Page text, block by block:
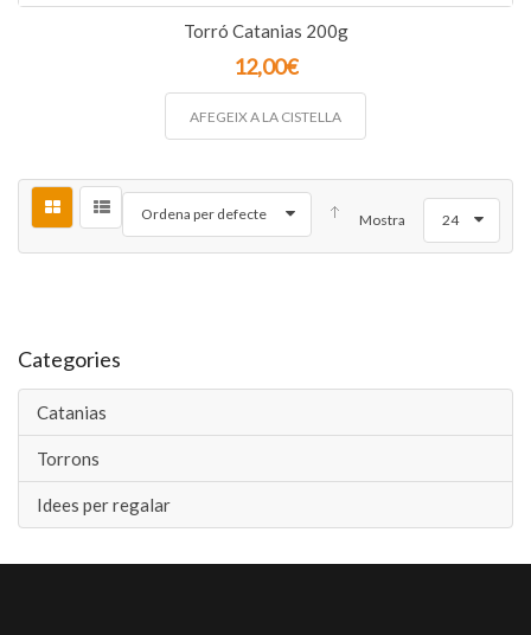
Categories
Catanias
Torrons
Idees per regalar
Torró Catanias 200g
12,00€
AFEGEIX A LA CISTELLA
Ordena per defecte Mostra 24